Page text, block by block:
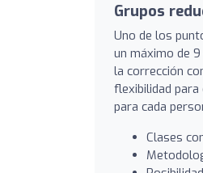
Grupos
Uno de los
un máximo de
la corrección
flexibilidad
para cada
Clases